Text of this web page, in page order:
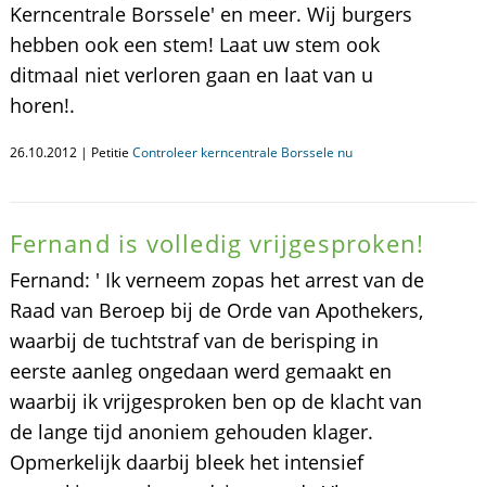
Kerncentrale Borssele' en meer. Wij burgers
hebben ook een stem! Laat uw stem ook
ditmaal niet verloren gaan en laat van u
horen!.
26.10.2012 | Petitie Controleer kerncentrale Borssele nu
Fernand is volledig vrijgesproken!
Fernand: ' Ik verneem zopas het arrest van de
Raad van Beroep bij de Orde van Apothekers,
waarbij de tuchtstraf van de berisping in
eerste aanleg ongedaan werd gemaakt en
waarbij ik vrijgesproken ben op de klacht van
de lange tijd anoniem gehouden klager.
Opmerkelijk daarbij bleek het intensief